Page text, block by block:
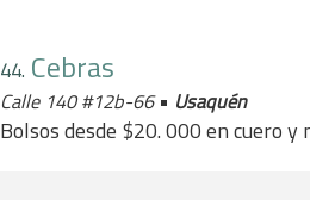
44. Cebras
Calle 140 #12b-66• Usaquén
Bolsos desde $20. 000 en cuero